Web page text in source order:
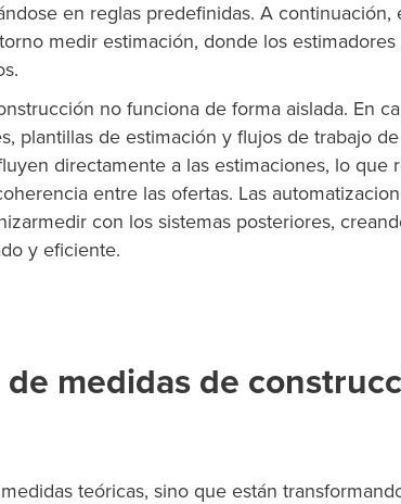
en reglas predefinidas. A continuación,
medir estimación, donde los
no funciona de forma aislada. En
plantillas de estimación y flujos de trabajo
directamente a las estimaciones, lo que
entre las ofertas. Las
con los sistemas posteriores,
y eficiente.
medidas de
teóricas, sino que están